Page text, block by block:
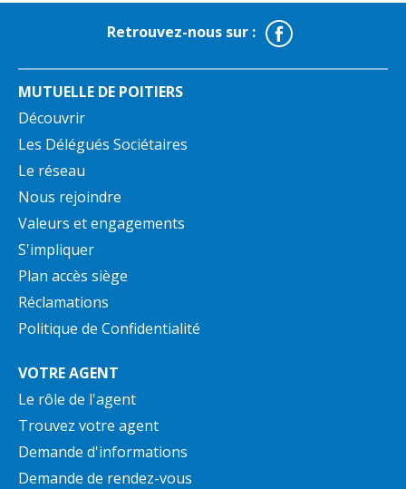
Retrouvez-nous sur : Facebook
MUTUELLE DE POITIERS
Découvrir
Les Délégués Sociétaires
Le réseau
Nous rejoindre
Valeurs et engagements
S'impliquer
Plan accès siège
Réclamations
Politique de Confidentialité
VOTRE AGENT
Le rôle de l'agent
Trouvez votre agent
Demande d'informations
Demande de rendez-vous